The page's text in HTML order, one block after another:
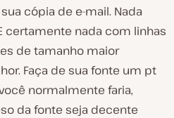
cópia de e-mail. Nada
certamente nada com linhas
de tamanho maior
Faça de sua fonte um pt
normalmente faria,
da fonte seja decente